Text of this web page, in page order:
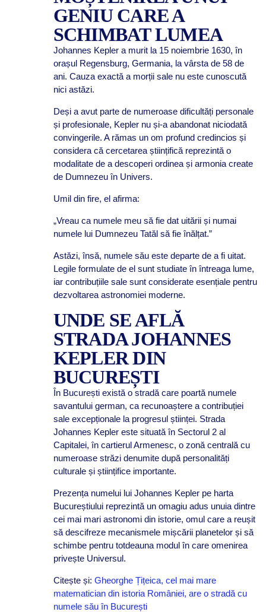
GENIU CARE A
SCHIMBAT LUMEA
Johannes Kepler a murit la 15 noiembrie 1630, în
orașul Regensburg, Germania, la vârsta de 58 de
ani. Cauza exactă a morții sale nu este cunoscută
nici astăzi.
Deși a avut parte de numeroase dificultăți personale
și profesionale, Kepler nu și-a abandonat niciodată
convingerile. A rămas un om profund credincios și
considera că cercetarea științifică reprezintă o
modalitate de a descoperi ordinea și armonia create
de Dumnezeu în Univers.
Umil din fire, el afirma:
„Vreau ca numele meu să fie dat uitării și numai
numele lui Dumnezeu Tatăl să fie înălțat.”
Astăzi, însă, numele său este departe de a fi uitat.
Legile formulate de el sunt studiate în întreaga lume,
iar contribuțiile sale sunt considerate esențiale pentru
dezvoltarea astronomiei moderne.
UNDE SE AFLĂ
STRADA JOHANNES
KEPLER DIN
BUCUREȘTI
În București există o stradă care poartă numele
savantului german, ca recunoaștere a contribuției
sale excepționale la progresul științei. Strada
Johannes Kepler este situată în Sectorul 2 al
Capitalei, în cartierul Armenesc, o zonă centrală cu
numeroase străzi denumite după personalități
culturale și științifice importante.
Prezența numelui lui Johannes Kepler pe harta
Bucureștiului reprezintă un omagiu adus unuia dintre
cei mai mari astronomi din istorie, omul care a reușit
să descifreze mecanismele mișcării planetelor și să
schimbe pentru totdeauna modul în care omenirea
privește Universul.
Citește și: Gheorghe Țițeica, cel mai mare
matematician din istoria României, are o stradă cu
numele său în București